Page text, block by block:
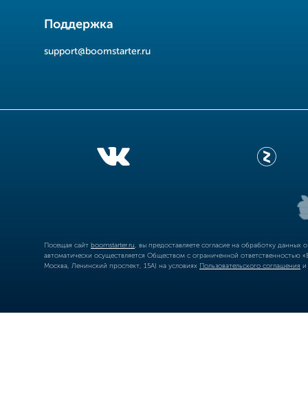
Поддержка
support@boomstarter.ru
Посещая сайт boomstarter.ru , вы предоставляете согласие на обработку
автоматически осуществляется Обществом с ограниченной
Москва, Ленинский проспект, 15А) на условиях Пользовательского соглашения и